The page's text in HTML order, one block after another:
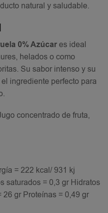
natural y saludable.
0% Azúcares ideal
helados o como
Su sabor intenso y su
ingrediente perfecto para
concentrado de fruta,
= 222 kcal/ 931 kj
saturados = 0,3 gr Hidratos
gr Proteínas = 0,49 gr